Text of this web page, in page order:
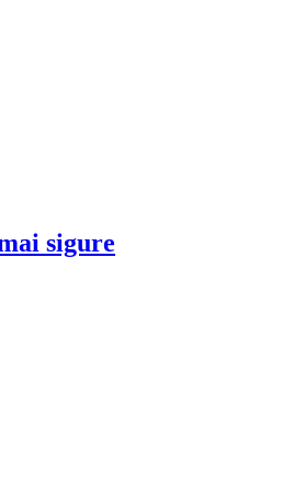
sigure